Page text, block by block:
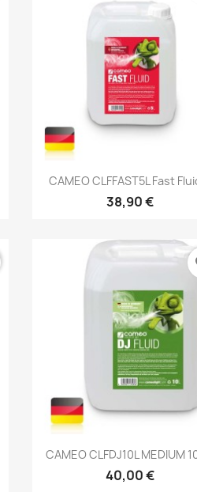
Brzi pregled
CAMEO CLFFAST5L Fast
38,90 €
 Brzi pregled
CAMEO CLFDJ10L MEDIUM
40,00 €